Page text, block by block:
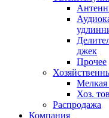
джек
Прочее
Мелкая
Хоз.
Распродажа
Компания